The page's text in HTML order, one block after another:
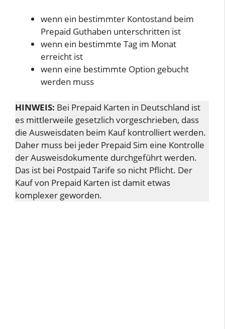
wenn ein bestimmter Kontostand beim
Prepaid Guthaben unterschritten ist
wenn ein bestimmte Tag im Monat
erreicht ist
wenn eine bestimmte Option gebucht
werden muss
HINWEIS: Bei Prepaid Karten in Deutschland ist
es mittlerweile gesetzlich vorgeschrieben, dass
die Ausweisdaten beim Kauf kontrolliert werden.
Daher muss bei jeder Prepaid Sim eine Kontrolle
der Ausweisdokumente durchgeführt werden.
Das ist bei Postpaid Tarife so nicht Pflicht. Der
Kauf von Prepaid Karten ist damit etwas
komplexer geworden.